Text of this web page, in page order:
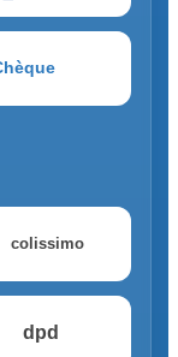
colissimo
dpd